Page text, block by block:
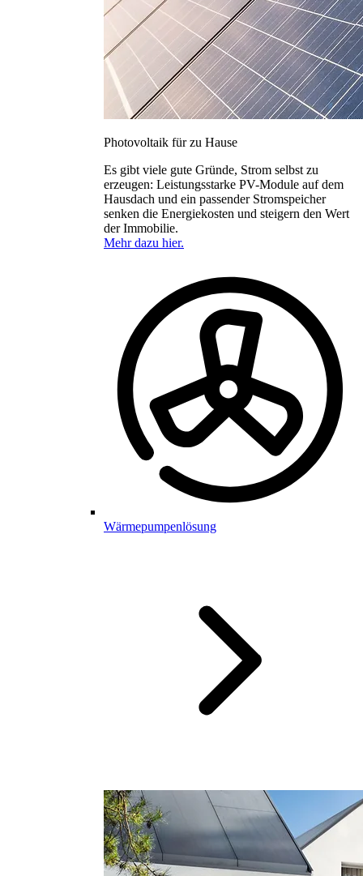
Photovoltaik für zu Hause
Es gibt viele gute Gründe, Strom selbst zu
erzeugen: Leistungsstarke PV-Module auf dem
Hausdach und ein passender Stromspeicher
senken die Energiekosten und steigern den Wert
der Immobilie.
Mehr dazu hier.
Wärmepumpenlösung